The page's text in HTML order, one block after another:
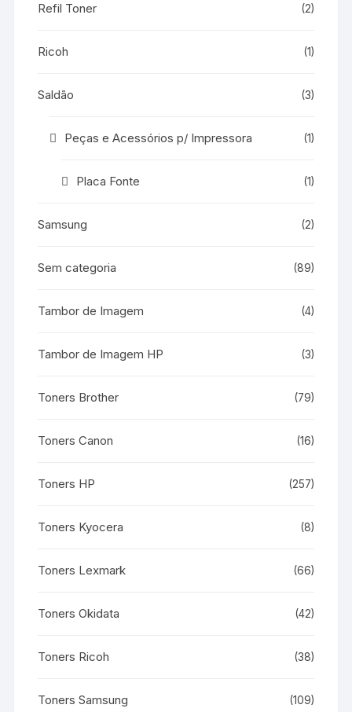
Refil Toner (2)
Ricoh (1)
Saldão (3)
Peças e Acessórios p/ Impressora (1)
Placa Fonte (1)
Samsung (2)
Sem categoria (89)
Tambor de Imagem (4)
Tambor de Imagem HP (3)
Toners Brother (79)
Toners Canon (16)
Toners HP (257)
Toners Kyocera (8)
Toners Lexmark (66)
Toners Okidata (42)
Toners Ricoh (38)
Toners Samsung (109)